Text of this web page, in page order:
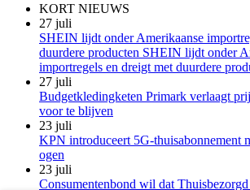
KORT NIEUWS
27 juli
SHEIN lijdt onder Amerikaanse
duurdere producten SHEIN lijdt onder
importregels en dreigt met duurdere
27 juli
Budgetkledingketen Primark verlaagt
voor te blijven
23 juli
KPN introduceert 5G-thuisabonnement
ogen
23 juli
Consumentenbond wil dat